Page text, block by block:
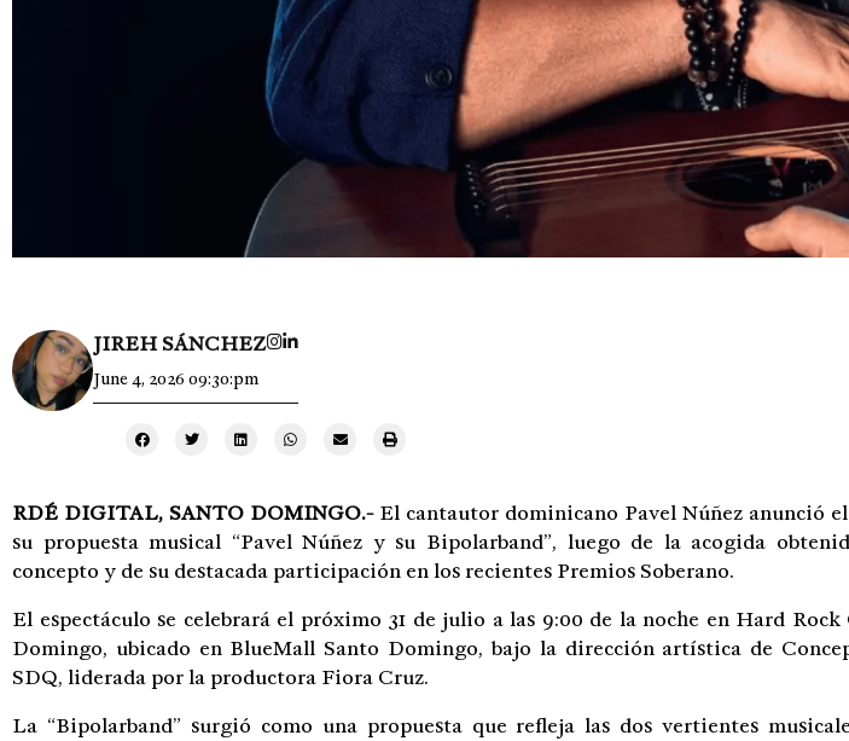
JIREH SÁNCHEZ
June 4, 2026 09:30:pm
RDÉ DIGITAL, SANTO DOMINGO.- El cantautor dominicano Pavel Núñez anunció
su propuesta musical “Pavel Núñez y su Bipolarband”, luego de la acogida
concepto y de su destacada participación en los recientes Premios Soberano.
El espectáculo se celebrará el próximo 31 de julio a las 9:00 de la noche en Hard Rock
Domingo, ubicado en BlueMall Santo Domingo, bajo la dirección artística de
SDQ, liderada por la productora Fiora Cruz.
La “Bipolarband” surgió como una propuesta que refleja las dos vertientes